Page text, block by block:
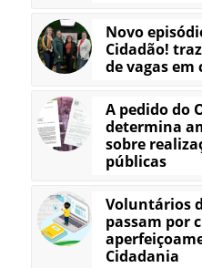
Novo
Cidadão!
de vagas em
A pedido do
determina
sobre
públicas
Voluntários
passam por
Cidadania